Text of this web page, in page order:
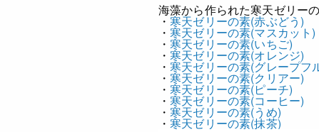
海藻から作られた寒天ゼリーの
・寒天ゼリーの素(赤ぶどう)
・ 寒天ゼリーの素(マスカット)
・ 寒天ゼリーの素(いちご)
・ 寒天ゼリーの素(オレンジ)
・ 寒天ゼリーの素(グレープフ
・ 寒天ゼリーの素(クリアー)
・ 寒天ゼリーの素(ピーチ)
・ 寒天ゼリーの素(コーヒー)
・ 寒天ゼリーの素(うめ)
・ 寒天ゼリーの素(抹茶)